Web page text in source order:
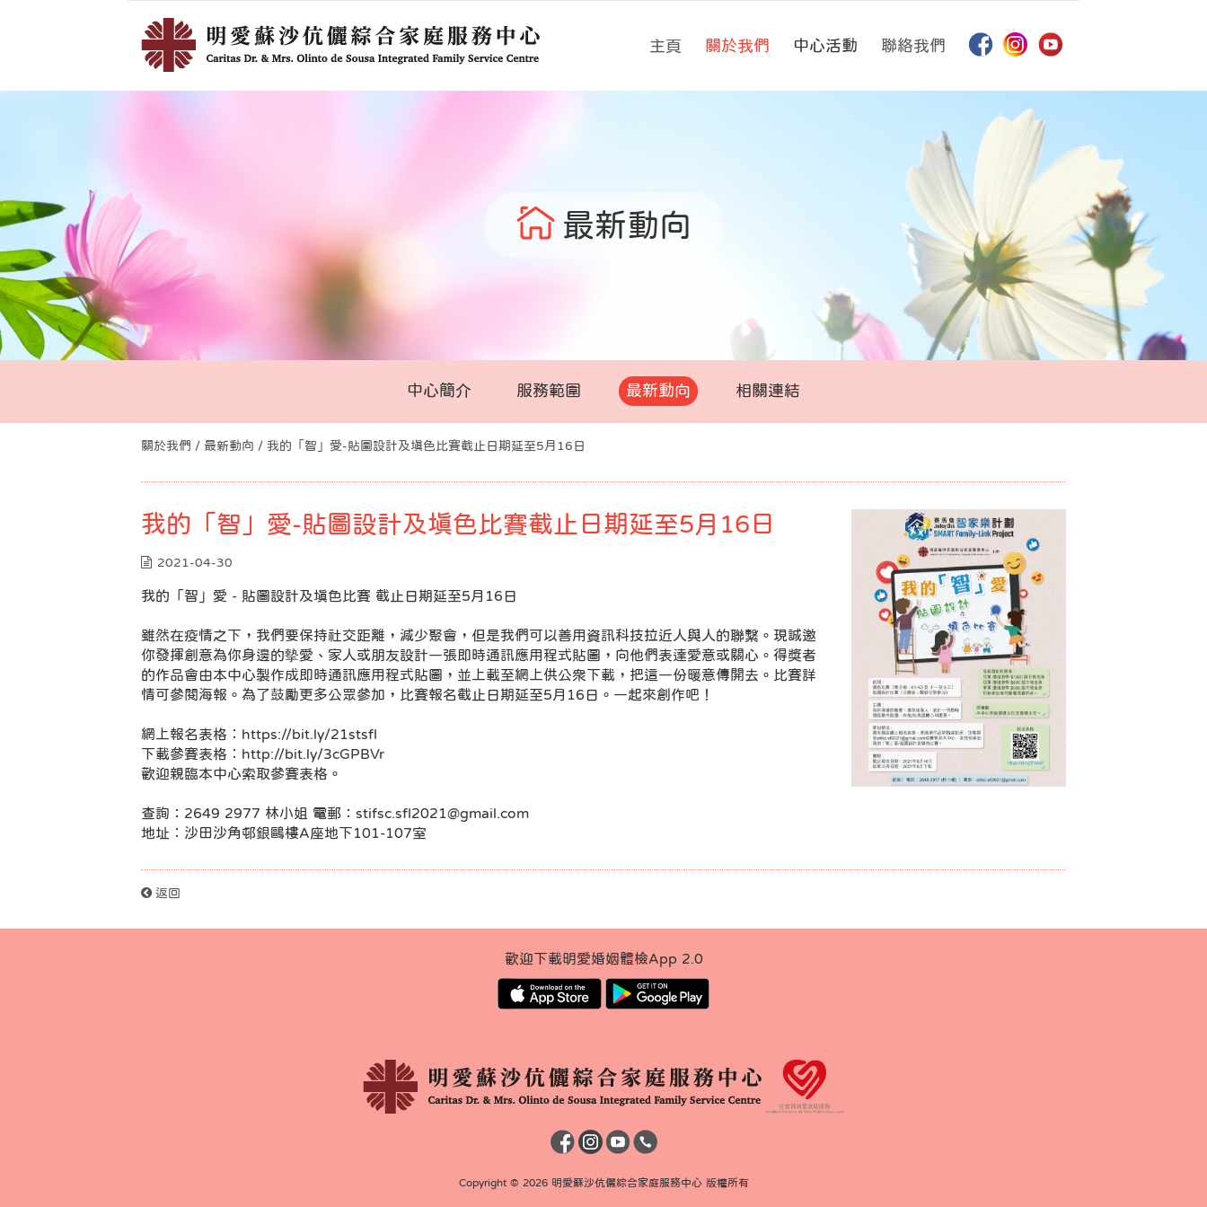
主頁 關於我們 中心活動 聯絡我們
最新動向
中心簡介 服務範圍 最新動向 相關連結
關於我們 / 最新動向 / 我的「智」愛-貼圖設計及填色比賽截止日期延至5月16日
我的「智」愛-貼圖設計及填色比賽截止日期延至5月16日
2021-04-30
我的「智」愛 - 貼圖設計及填色比賽 截止日期延至5月16日
雖然在疫情之下，我們要保持社交距離，減少聚會，但是我們可以善用資訊科技拉近人與人的聯繫。現誠邀
你發揮創意為你身邊的摰愛、家人或朋友設計一張即時通訊應用程式貼圖，向他們表達愛意或關心。得獎者
的作品會由本中心製作成即時通訊應用程式貼圖，並上載至網上供公衆下載，把這一份暖意傳開去。比賽詳
情可參閱海報。為了鼓勵更多公眾參加，比賽報名截止日期延至5月16日。一起來創作吧！
網上報名表格︰ https://bit.ly/21stsfl
下載參賽表格︰ http://bit.ly/3cGPBVr
歡迎親臨本中心索取參賽表格。
查詢：2649 2977 林小姐 電郵： stifsc.sfl2021@gmail.com
地址︰沙田沙角邨銀鷗樓A座地下101-107室
返回
歡迎下載明愛婚姻體檢App 2.0
Copyright © 2026 明愛蘇沙伉儷綜合家庭服務中心 版權所有